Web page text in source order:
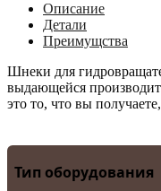
Описание
Детали
Преимущства
Шнеки для
выдающейся
это то, что вы
Тип оборудования